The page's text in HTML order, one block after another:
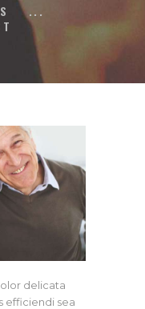
...
delicata
efficiendi sea